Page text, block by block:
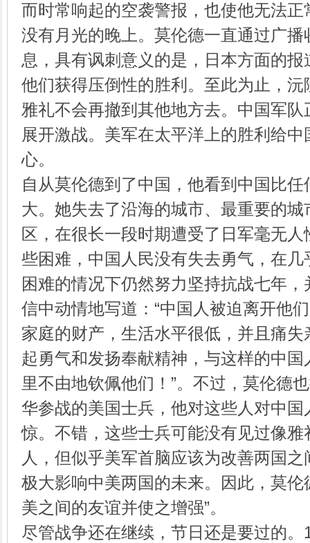
而时常响起的空袭警报，也使他无法
没有月光的晚上。莫伦德一直通过广
息，具有讽刺意义的是，日本方面的
他们获得压倒性的胜利。至此为止，
雅礼不会再撤到其他地方去。中国军
展开激战。美军在太平洋上的胜利给
心。
自从莫伦德到了中国，他看到中国比
大。她失去了沿海的城市、最重要的
区，在很长一段时期遭受了日军毫无
些困难，中国人民没有失去勇气，在
困难的情况下仍然努力坚持抗战七年
信中动情地写道：“中国人被迫离开他
家庭的财产，生活水平很低，并且痛
起勇气和发扬奉献精神，与这样的中
里不由地钦佩他们！”。不过，莫伦德
华参战的美国士兵，他对这些人对中
惊。不错，这些士兵可能没有见过像
人，但似乎美军首脑应该为改善两国
极大影响中美两国的未来。因此，莫伦
美之间的友谊并使之增强”。
尽管战争还在继续，节日还是要过的